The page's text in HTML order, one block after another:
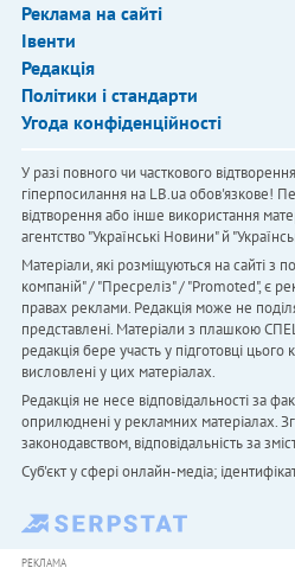
Реклама на сайті
Івенти
Редакція
Політики і стандарти
Угода конфіденційності
У разі повного чи часткового
гіперпосилання на LB.ua обов'язкове!
відтворення або інше використання
агентство "Українськi Новини" й
Матеріали, які розміщуються на сайті з
компаній" / "Пресреліз" / "Promoted", є
правах реклами. Редакція може не
представлені. Матеріали з плашкою
редакція бере участь у підготовці цього
висловлені у цих матеріалах.
Редакція не несе відповідальності за
оприлюднені у рекламних матеріалах.
законодавством, відповідальність за
Cуб'єкт у сфері онлайн-медіа;
РЕКЛАМА